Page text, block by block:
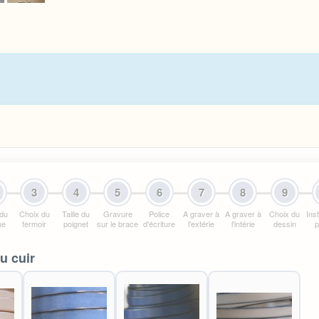
3
Choix du
fermoir
4
Taille du
poignet
5
Gravure
sur le brace
6
Police
d'écriture
7
A graver à
l'extérie
8
A graver à
l'intérie
9
Choix du
dessin
cuir